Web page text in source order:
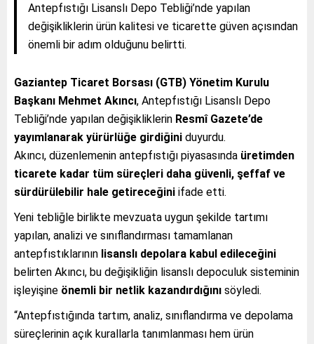
Antepfıstığı Lisanslı Depo Tebliği’nde yapılan
değişikliklerin ürün kalitesi ve ticarette güven açısından
önemli bir adım olduğunu belirtti.
Gaziantep Ticaret Borsası (GTB) Yönetim Kurulu
Başkanı Mehmet Akıncı, Antepfıstığı Lisanslı Depo
Tebliği’nde yapılan değişikliklerin Resmî Gazete’de
yayımlanarak yürürlüğe girdiğini duyurdu.
Akıncı, düzenlemenin antepfıstığı piyasasında üretimden
ticarete kadar tüm süreçleri daha güvenli, şeffaf ve
sürdürülebilir hale getireceğini ifade etti.
Yeni tebliğle birlikte mevzuata uygun şekilde tartımı
yapılan, analizi ve sınıflandırması tamamlanan
antepfıstıklarının lisanslı depolara kabul edileceğini
belirten Akıncı, bu değişikliğin lisanslı depoculuk sisteminin
işleyişine önemli bir netlik kazandırdığını söyledi.
“Antepfıstığında tartım, analiz, sınıflandırma ve depolama
süreçlerinin açık kurallarla tanımlanması hem ürün